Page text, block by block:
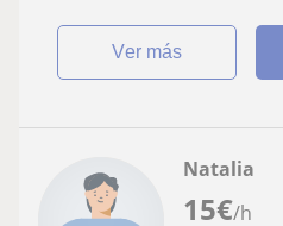
ver más
15€/h
Natalia